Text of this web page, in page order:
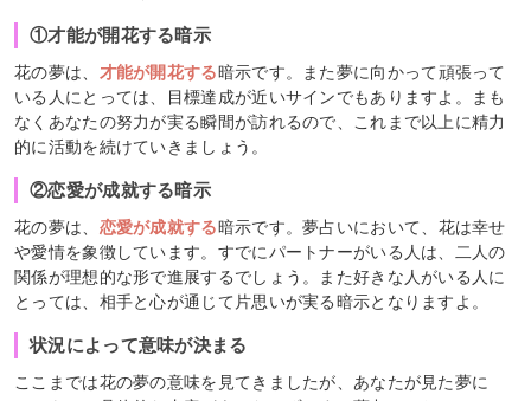
①才能が開花する暗示
花の夢は、 才能が開花する暗示です。また夢に向かって頑張って
いる人にとっては、目標達成が近いサインでもありますよ。まも
なくあなたの努力が実る瞬間が訪れるので、これまで以上に精力
的に活動を続けていきましょう。
②恋愛が成就する暗示
花の夢は、 恋愛が成就する暗示です。夢占いにおいて、花は幸せ
や愛情を象徴しています。すでにパートナーがいる人は、二人の
関係が理想的な形で進展するでしょう。また好きな人がいる人に
とっては、相手と心が通じて片思いが実る暗示となりますよ。
状況によって意味が決まる
ここまでは花の夢の意味を見てきましたが、あなたが見た夢に